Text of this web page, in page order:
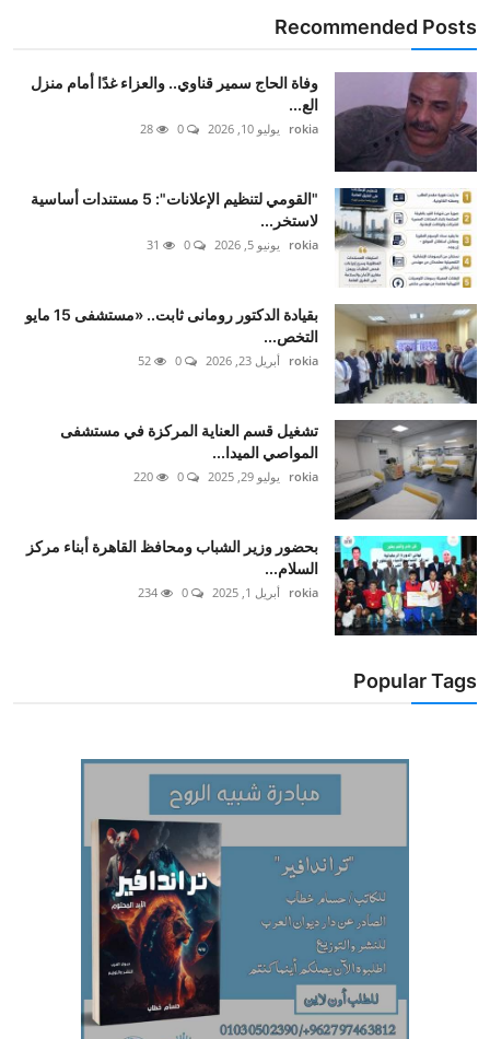
Recommended Posts
وفاة الحاج سمير قناوي.. والعزاء غدًا أمام منزل
الع...
rokia يوليو 10, 2026
"القومي لتنظيم الإعلانات": 5 مستندات أساسية
لاستخر...
rokia يونيو 5, 2026
بقيادة الدكتور رومانى ثابت.. «مستشفى 15 مايو
التخص...
rokia أبريل 23, 2026
تشغيل قسم العناية المركزة في مستشفى
المواصي الميدا...
rokia يوليو 29, 2025
بحضور وزير الشباب ومحافظ القاهرة أبناء مركز
السلام...
rokia أبريل 1, 2025
Popular Tags